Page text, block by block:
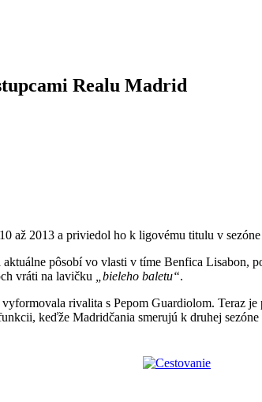
Realu Madrid
až 2013 a priviedol ho k ligovému titulu v sezóne
pôsobí vo vlasti v tíme Benfica Lisabon,
vráti na lavičku
„bieleho baletu“.
rivalita s Pepom Guardiolom. Teraz
keďže Madridčania smerujú k druhej sezóne